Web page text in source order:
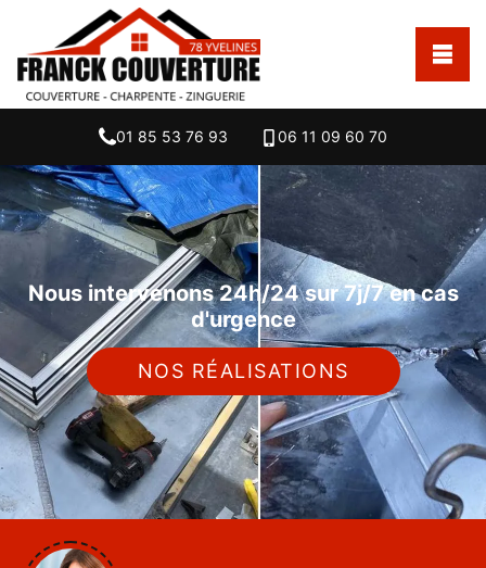
01 85 53 76 93 06 11 09 60 70
Nous intervenons 24h/24 sur 7j/7 en cas
d'urgence
NOS RÉALISATIONS